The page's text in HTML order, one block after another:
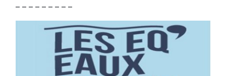
– – – – – – – – –